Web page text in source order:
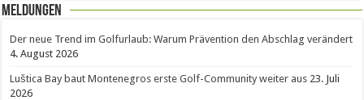
Meldungen
Der neue Trend im Golfurlaub: Warum Prävention den Abschlag verändert
4. August 2026
Luštica Bay baut Montenegros erste Golf-Community weiter aus 23. Juli
2026